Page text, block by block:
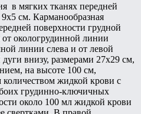
в мягких тканях передней
см. Карманообразная
поверхности грудной
окологрудинной линии
линии слева и от левой
внизу, размерами 27х29 см,
на высоте 100 см,
количеством жидкой крови с
грудинно-ключичных
около 100 мл жидкой крови